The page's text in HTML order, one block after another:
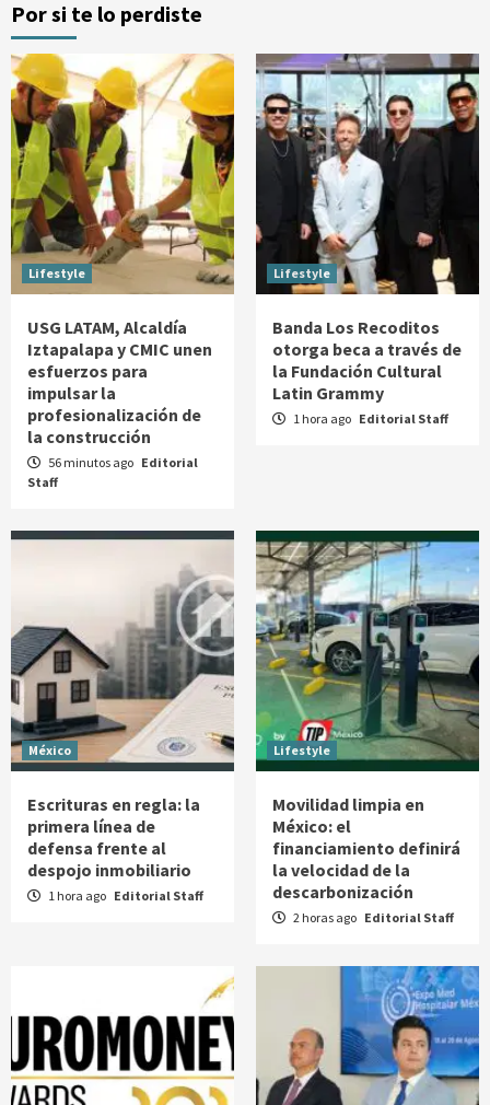
Por si te lo perdiste
Lifestyle
USG LATAM, Alcaldía
Iztapalapa y CMIC unen
esfuerzos para
impulsar la
profesionalización de
la construcción
56 minutos ago Editorial
Staff
Lifestyle
Banda Los Recoditos
otorga beca a través de
la Fundación Cultural
Latin Grammy
1 hora ago Editorial Staff
México
Escrituras en regla: la
primera línea de
defensa frente al
despojo inmobiliario
1 hora ago Editorial Staff
Lifestyle
Movilidad limpia en
México: el
financiamiento definirá
la velocidad de la
descarbonización
2 horas ago Editorial Staff